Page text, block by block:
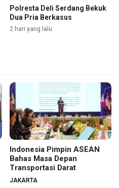
Polresta Deli Serdang Bekuk
Dua Pria Berkasus
2 hari yang lalu
Indonesia Pimpin ASEAN
Bahas Masa Depan
Transportasi Darat
JAKARTA